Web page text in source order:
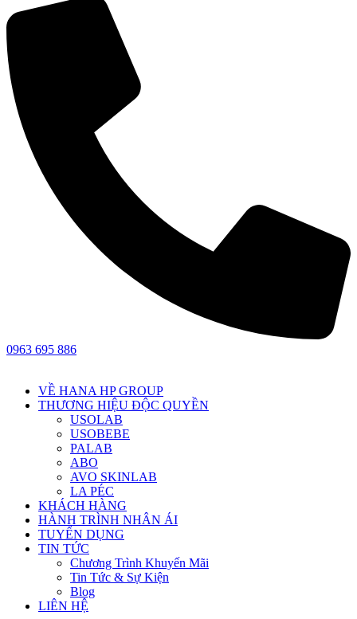
0963 695 886
VỀ HANA HP GROUP
THƯƠNG HIỆU ĐỘC QUYỀN
USOLAB
USOBEBE
PALAB
ABO
AVO SKINLAB
LA PÉC
KHÁCH HÀNG
HÀNH TRÌNH NHÂN ÁI
TUYỂN DỤNG
TIN TỨC
Chương Trình Khuyến Mãi
Tin Tức & Sự Kiện
Blog
LIÊN HỆ